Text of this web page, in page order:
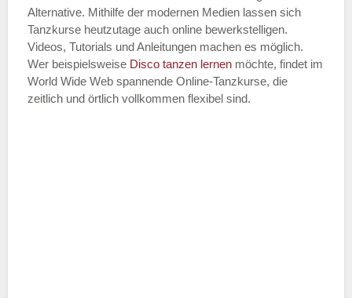
Name der Tanzschule*
Alternative. Mithilfe der modernen Medien lassen sich
Tanzkurse heutzutage auch online bewerkstelligen.
Videos, Tutorials und Anleitungen machen es möglich.
Wer beispielsweise Disco tanzen lernen möchte, findet im
World Wide Web spannende Online-Tanzkurse, die
zeitlich und örtlich vollkommen flexibel sind.